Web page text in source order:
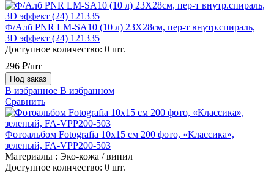
Ф/Алб PNR LM-SA10 (10 л) 23X28см, пер-т внутр.спираль,
3D эффект (24) 121335
Доступное количество: 0 шт.
296 ₽/шт
Под заказ
В избранное В избранном
Сравнить
Фотоальбом Fotografia 10x15 см 200 фото, «Классика»,
зеленый, FA-VPP200-503
Материалы : Эко-кожа / винил
Доступное количество: 0 шт.